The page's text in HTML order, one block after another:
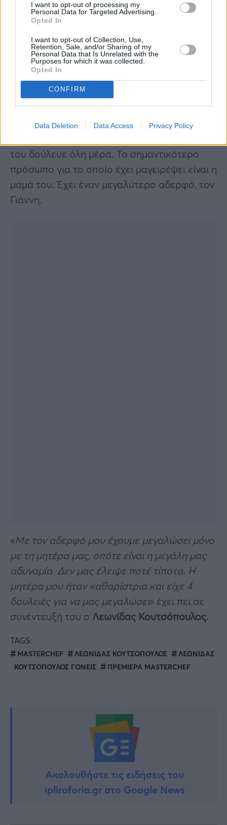
I want to opt-out of processing my
Personal Data for Targeted Advertising.
Opted In
I want to opt-out of Collection, Use,
Retention, Sale, and/or Sharing of my
Personal Data that Is Unrelated with the
Purposes for which it was collected.
Opted In
CONFIRM
Data Deletion Data Access Privacy Policy
Σύμφωνα με αφιέρωμα του περιοδικού
DownTown, οι γονείς τουΛεωνίδα
Κουτσόπουλου είναι χωρισμένοι και
του δούλευε όλη μέρα. Το σημαντικότερο
πρόσωπο για το οποίο έχει μαγειρέψει είναι η
μαμά του. Έχει έναν μεγαλύτερο αδερφό, τον
Γιάννη.
«Με τον αδερφό μου έχουμε μεγαλώσει μόνο
με τη μητέρα μας, οπότε είναι η μεγάλη μας
αδυναμία. Δεν μας έλειψε ποτέ τίποτα. Η
μητέρα μου ήταν καθαρίστρια και είχε 4
δουλειές για να μας μεγαλώσει» έχει πει σε
συνέντευξή του ο Λεωνίδας Κουτσόπουλος.
TAGS:
MASTERCHEF ΛΕΩΝΙΔΑΣ ΚΟΥΤΣΟΠΟΥΛΟΣ
ΛΕΩΝΙΔΑΣ
ΚΟΥΤΣΟΠΟΥΛΟΣ ΓΟΝΕΙΣ
ΠΡΕΜΙΕΡΑ MASTERCHEF
Ακολουθήστε τις ειδήσεις του
ipliroforia.gr στο Google News